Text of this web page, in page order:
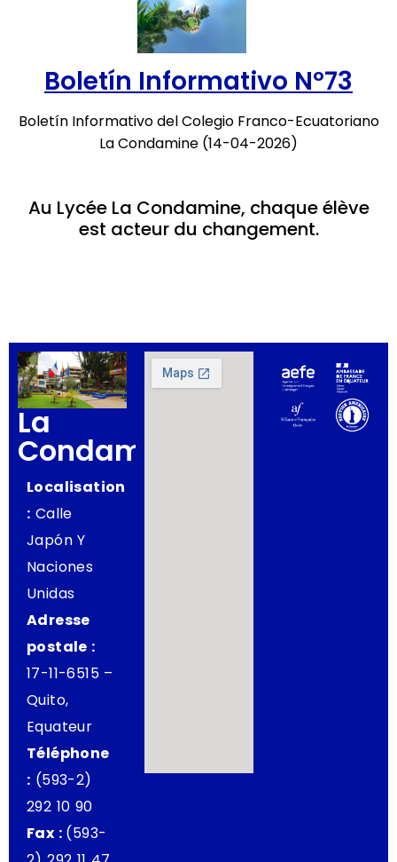
Boletín Informativo Nº73
Boletín Informativo del Colegio Franco-Ecuatoriano
La Condamine (14-04-2026)
Au Lycée La Condamine, chaque élève
est acteur du changement.
La
Condamine
Localisation
: Calle
Japón Y
Naciones
Unidas
Adresse
postale :
17-11-6515 –
Quito,
Equateur
Téléphone
: (593-2)
292 10 90
Fax : (593-